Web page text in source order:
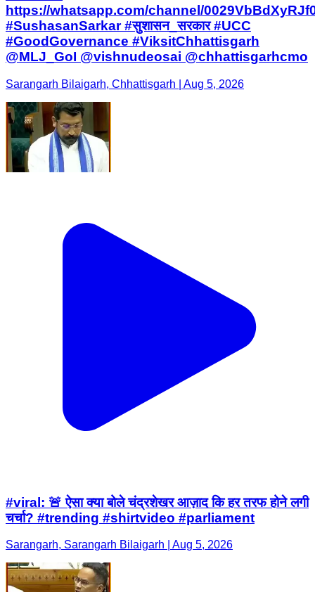
https://whatsapp.com/channel/
#SushasanSarkar #सुशासन_सरकार #UCC
#GoodGovernance #ViksitChhattisgarh
@MLJ_GoI @vishnudeosai @chhattisgarhcmo
Sarangarh Bilaigarh, Chhattisgarh | Aug 5, 2026
#viral: 🚨 ऐसा क्या बोले चंद्रशेखर आज़ाद कि हर तरफ होने लगी
चर्चा? #trending #shirtvideo #parliament
Sarangarh, Sarangarh Bilaigarh | Aug 5, 2026